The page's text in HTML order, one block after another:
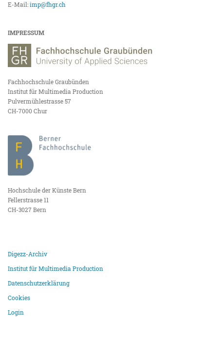
E-Mail:imp@fhgr.ch
IMPRESSUM
Fachhochschule Graubünden
Institut für Multimedia Production
Pulvermühlestrasse 57
CH-7000 Chur
Hochschule der Künste Bern
Fellerstrasse 11
CH-3027 Bern
Digezz-Archiv
Institut für Multimedia Production
Datenschutzerklärung
Cookies
Login